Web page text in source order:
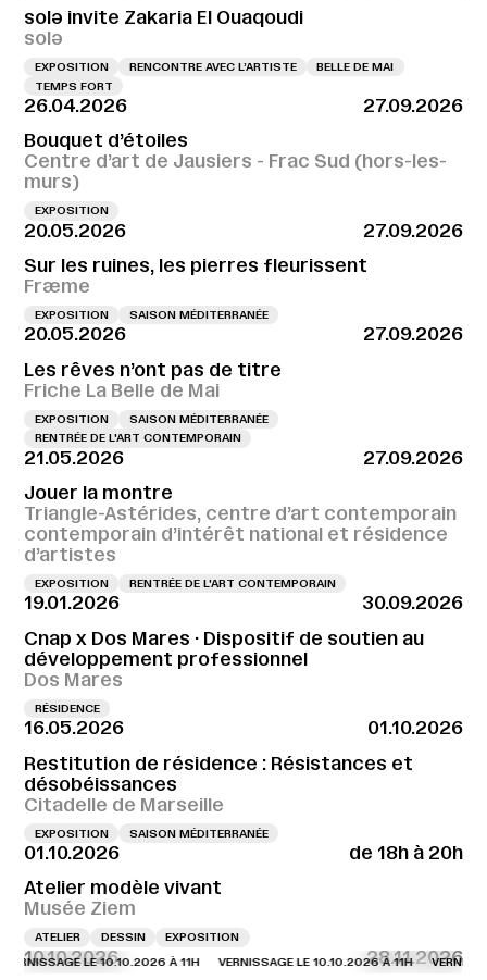
solə invite Zakaria El Ouaqoudi
solə
EXPOSITION RENCONTRE AVEC L’ARTISTE
BELLE DE MAI
TEMPS FORT
26.04.2026
27.09.2026
Bouquet d’étoiles
Centre d’art de Jausiers - Frac Sud (hors-les-
murs)
EXPOSITION
20.05.2026
27.09.2026
Sur les ruines, les pierres fleurissent
Fræme
EXPOSITION SAISON MÉDITERRANÉE
20.05.2026
27.09.2026
Les rêves n’ont pas de titre
Friche La Belle de Mai
EXPOSITION
SAISON MÉDITERRANÉE
RENTRÉE DE L'ART CONTEMPORAIN
21.05.2026
27.09.2026
Jouer la montre
Triangle-Astérides, centre d’art contemporain
contemporain d’intérêt national et résidence
d’artistes
EXPOSITION RENTRÉE DE L'ART CONTEMPORAIN
19.01.2026
30.09.2026
Cnap x Dos Mares · Dispositif de soutien au
développement professionnel
Dos Mares
RÉSIDENCE
16.05.2026
01.10.2026
Restitution de résidence : Résistances et
désobéissances
Citadelle de Marseille
EXPOSITION SAISON MÉDITERRANÉE
01.10.2026
de 18h à 20h
Atelier modèle vivant
Musée Ziem
ATELIER DESSIN EXPOSITION
10.10.2026 28.11.2026
LE 10.10.2026 À 11H VERNISSAGE LE 10.10.2026 À 11H VERNISSAGE